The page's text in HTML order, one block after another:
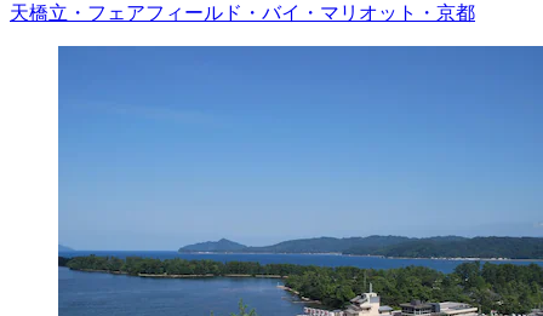
天橋立・フェアフィールド・バイ・マリオット・京都